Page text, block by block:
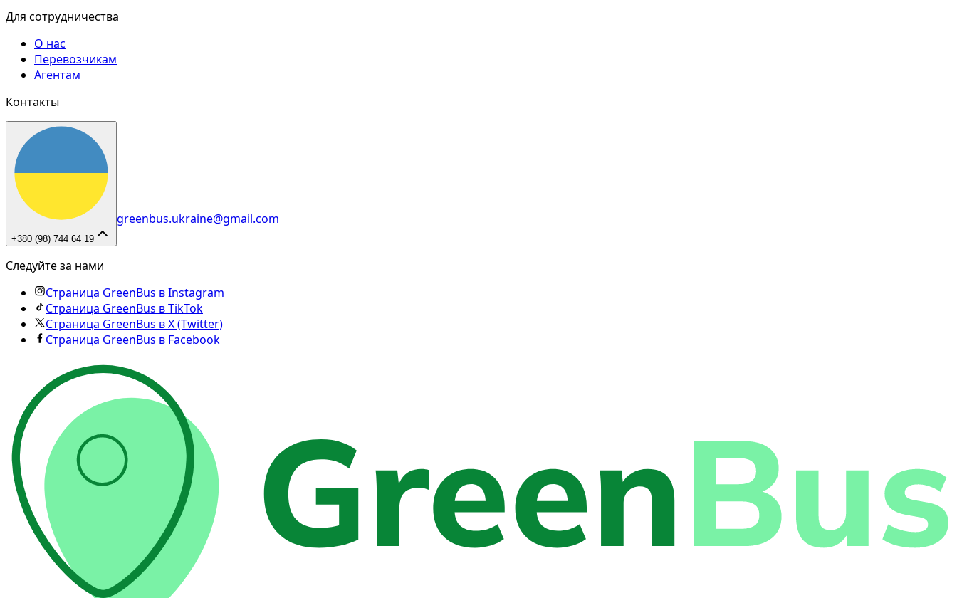
Для сотрудничества
О нас
Перевозчикам
Агентам
Контакты
+380 (98) 744 64 19
greenbus.ukraine@gmail.com
Следуйте за нами
Страница GreenBus в Instagram
Страница GreenBus в TikTok
Страница GreenBus в X (Twitter)
Страница GreenBus в Facebook